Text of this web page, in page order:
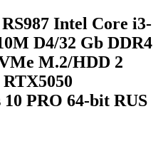
Intel Core i3-
D4/32 Gb DDR4
M.2/HDD 2
PRO 64-bit RUS